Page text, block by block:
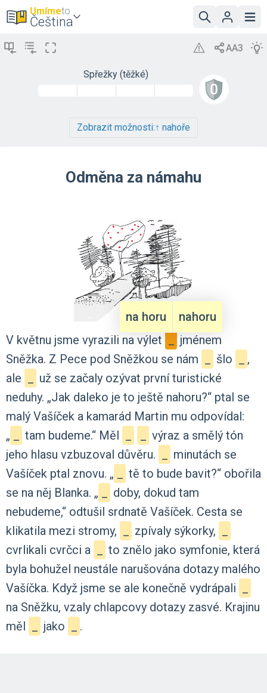
Umímeto
Čeština
Spřežky (těžké)
Zobrazit možnosti:↑ nahoře
Odměna za námahu
V květnu jsme vyrazili na výlet
na horu
nahoru
jménem
Sněžka. Z Pece pod Sněžkou se nám šlo
,
ale
už se začaly ozývat první turistické
neduhy. „Jak daleko je to ještě nahoru?“ ptal se
malý Vašíček a kamarád Martin mu odpovídal:
„
tam budeme.“ Měl výraz a smělý tón
jeho hlasu vzbuzoval důvěru. minutách se
Vašíček ptal znovu. „ tě to bude bavit?“ obořila
se na něj Blanka. „ doby, dokud tam
nebudeme,“ odtušil srdnatě Vašíček. Cesta se
klikatila mezi stromy, zpívaly sýkorky,
cvrlikali cvrčci a to znělo jako symfonie, která
byla bohužel neustále narušována dotazy malého
Vašíčka. Když jsme se ale konečně vydrápali
na Sněžku, vzaly chlapcovy dotazy zasvé. Krajinu
měl
jako .